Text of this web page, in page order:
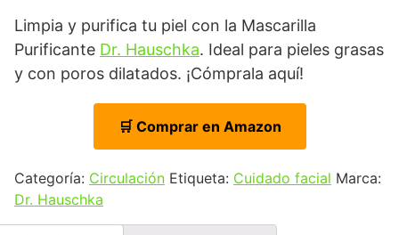
Limpia y purifica tu piel con la Mascarilla
Purificante Dr. Hauschka. Ideal para pieles grasas
y con poros dilatados. ¡Cómprala aquí!
🛒 Comprar en Amazon
Categoría: Circulación Etiqueta: Cuidado facial Marca:
Dr. Hauschka